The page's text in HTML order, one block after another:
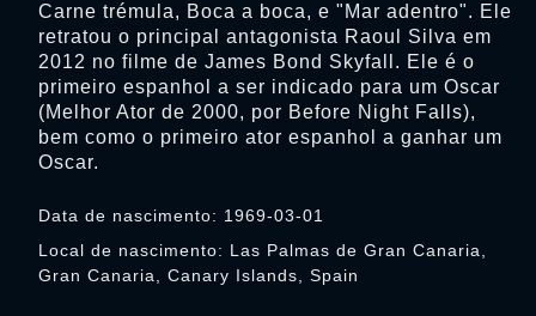
Data de nascimento: 1969-03-01
Local de nascimento: Las Palmas de Gran Canaria,
Gran Canaria, Canary Islands, Spain
Carne trémula, Boca a boca, e "Mar adentro". Ele
retratou o principal antagonista Raoul Silva em
2012 no filme de James Bond Skyfall. Ele é o
primeiro espanhol a ser indicado para um Oscar
(Melhor Ator de 2000, por Before Night Falls),
bem como o primeiro ator espanhol a ganhar um
Oscar.